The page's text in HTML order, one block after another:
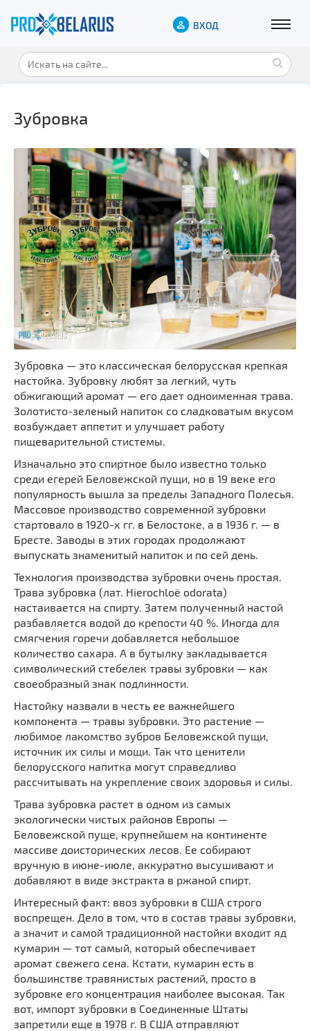
ВХОД
Зубровка
Зубровка — это классическая белорусская крепкая
настойка. Зубровку любят за легкий, чуть
обжигающий аромат — его дает одноименная трава.
Золотисто-зеленый напиток со сладковатым вкусом
возбуждает аппетит и улучшает работу
пищеварительной стистемы.
Изначально это спиртное было известно только
среди егерей Беловежской пущи, но в 19 веке его
популярность вышла за пределы Западного Полесья.
Массовое производство современной зубровки
стартовало в 1920-х гг. в Белостоке, а в 1936 г. — в
Бресте. Заводы в этих городах продолжают
выпускать знаменитый напиток и по сей день.
Технология производства зубровки очень простая.
Трава зубровка (лат. Hierochloë odorata)
настаивается на спирту. Затем полученный настой
разбавляется водой до крепости 40 %. Иногда для
смягчения горечи добавляется небольшое
количество сахара. А в бутылку закладывается
символический стебелек травы зубровки — как
своеобразный знак подлинности.
Настойку назвали в честь ее важнейшего
компонента — травы зубровки. Это растение —
любимое лакомство зубров Беловежской пущи,
источник их силы и мощи. Так что ценители
белорусского напитка могут справедливо
рассчитывать на укрепление своих здоровья и силы.
Трава зубровка растет в одном из самых
экологически чистых районов Европы —
Беловежской пуще, крупнейшем на континенте
массиве доисторических лесов. Ее собирают
вручную в июне-июле, аккуратно высушивают и
добавляют в виде экстракта в ржаной спирт.
Интересный факт: ввоз зубровки в США строго
воспрещен. Дело в том, что в состав травы зубровки,
а значит и самой традиционной настойки входит яд
кумарин — тот самый, который обеспечивает
аромат свежего сена. Кстати, кумарин есть в
большинстве травянистых растений, просто в
зубровке его концентрация наиболее высокая. Так
вот, импорт зубровки в Соединенные Штаты
запретили еще в 1978 г. В США отправляют